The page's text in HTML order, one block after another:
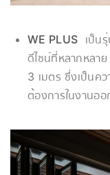
WE PLUS เป็น
ดีไซน์ที่หลากหลา
3 เมตร ซึ่งเป็นค
ต้องการในงานออ